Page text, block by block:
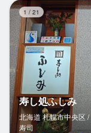
1 / 21
寿し処ふしみ
北海道 札幌市中央区 /
寿司